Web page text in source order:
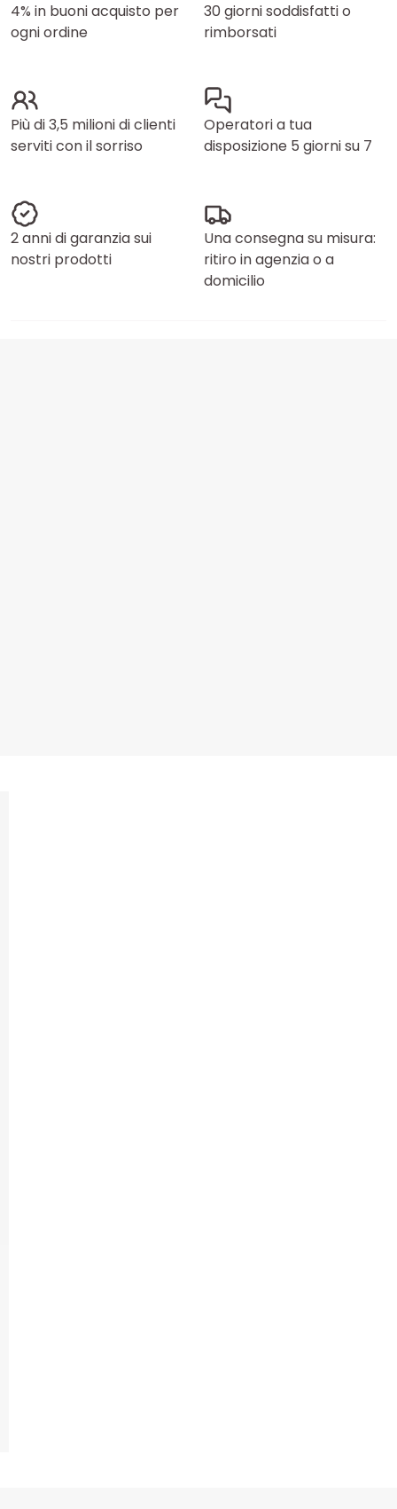
4% in buoni acquisto per
ogni ordine
30 giorni soddisfatti o
rimborsati
Più di 3,5 milioni di clienti
serviti con il sorriso
Operatori a tua
disposizione 5 giorni su 7
2 anni di garanzia sui
nostri prodotti
Una consegna su misura:
ritiro in agenzia o a
domicilio